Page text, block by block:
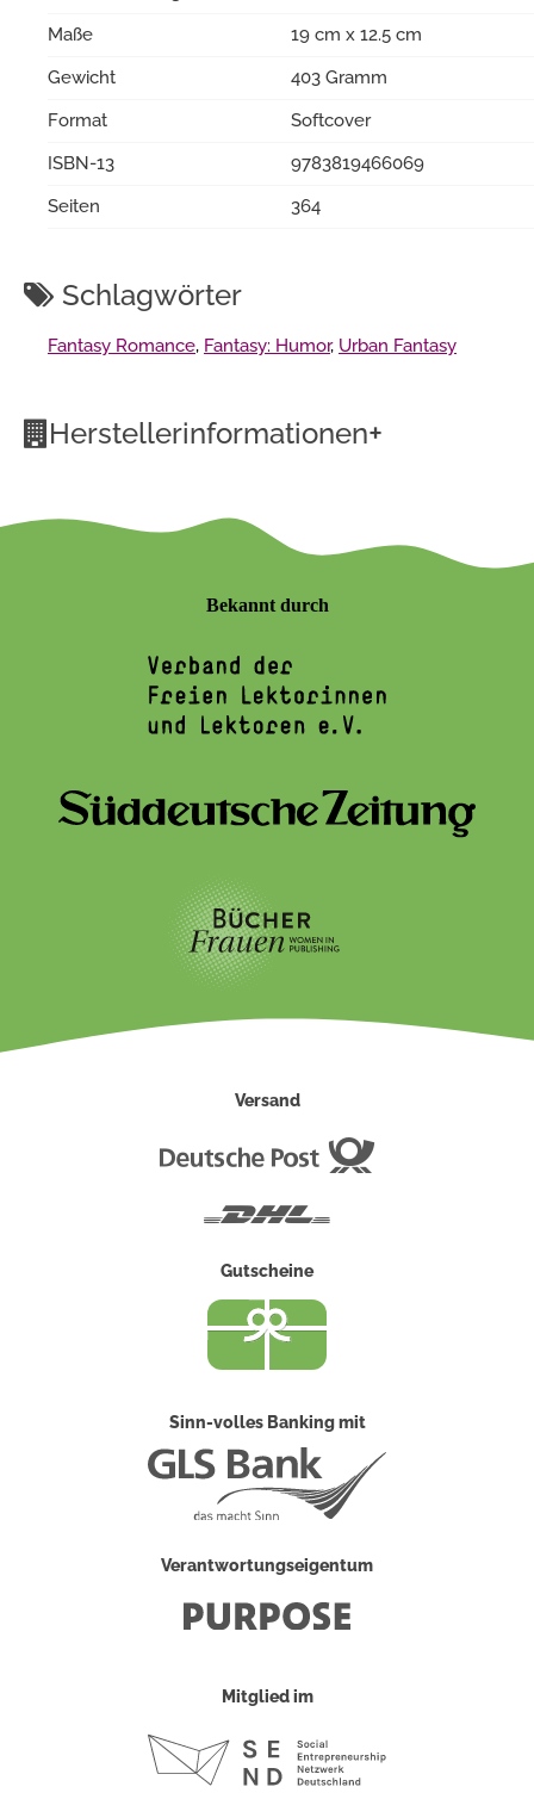
Maße
19 cm x 12.5 cm
Gewicht
403 Gramm
Format
Softcover
ISBN-13
9783819466069
Seiten
364
Schlagwörter
Fantasy Romance, Fantasy: Humor, Urban Fantasy
Herstellerinformationen+
Bekannt durch
Versand
Gutscheine
Sinn-volles Banking mit
Verantwortungseigentum
Mitglied im